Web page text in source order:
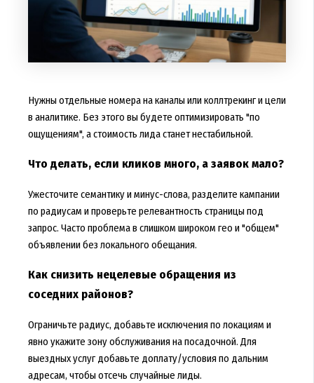
Нужны отдельные номера на каналы или коллтрекинг и цели
в аналитике. Без этого вы будете оптимизировать "по
ощущениям", а стоимость лида станет нестабильной.
Что делать, если кликов много, а заявок мало?
Ужесточите семантику и минус-слова, разделите кампании
по радиусам и проверьте релевантность страницы под
запрос. Часто проблема в слишком широком гео и "общем"
объявлении без локального обещания.
Как снизить нецелевые обращения из
соседних районов?
Ограничьте радиус, добавьте исключения по локациям и
явно укажите зону обслуживания на посадочной. Для
выездных услуг добавьте доплату/условия по дальним
адресам, чтобы отсечь случайные лиды.